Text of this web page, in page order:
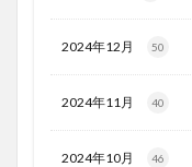
2024年12月 50
2024年11月 40
2024年10月 46